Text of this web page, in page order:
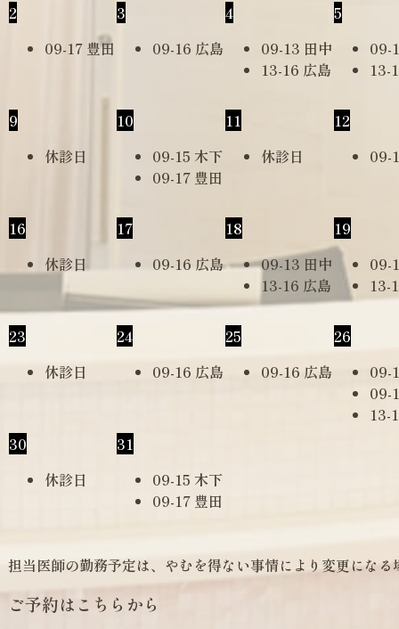
2
09-17 豊田
3
09-16 広島
4
09-13 田中
13-16 広島
5
09-
13-
9
休診日
10
09-15 木下
09-17 豊田
11
休診日
12
09-
16
休診日
17
09-16 広島
18
09-13 田中
13-16 広島
19
09-
13-
23
休診日
24
09-16 広島
25
09-16 広島
26
09-
09-
13-
30
休診日
31
09-15 木下
09-17 豊田
担当医師の勤務予定は、やむを得ない事情により変更にな
ご予約はこちらから